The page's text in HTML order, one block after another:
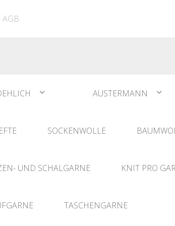
AGB
AUSTERMANN
SOCKENWOLLE
UND SCHALGARNE KNIT PRO
TASCHENGARNE